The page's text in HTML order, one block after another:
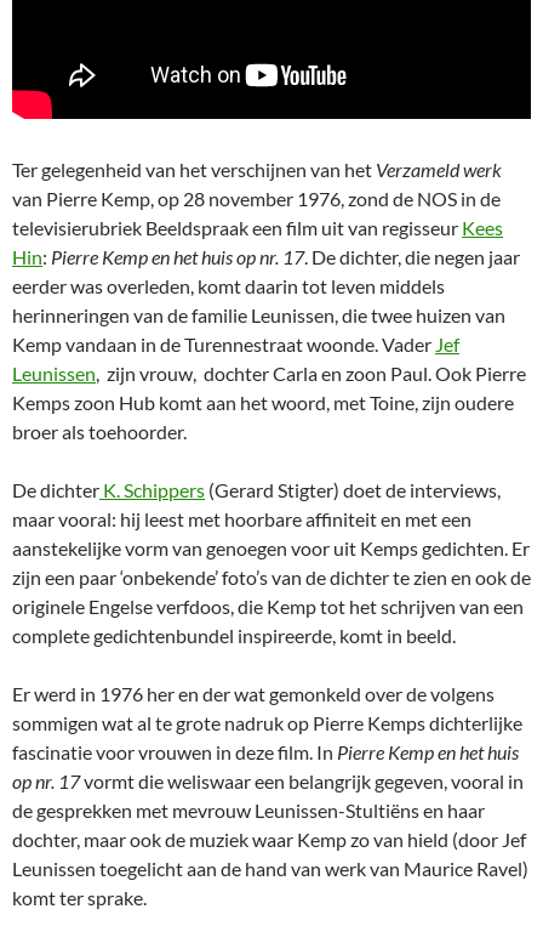
Ter gelegenheid van het verschijnen van het Verzameld werk
van Pierre Kemp, op 28 november 1976, zond de NOS in de
televisierubriek Beeldspraak een film uit van regisseur Kees
Hin: Pierre Kemp en het huis op nr. 17. De dichter, die negen jaar
eerder was overleden, komt daarin tot leven middels
herinneringen van de familie Leunissen, die twee huizen van
Kemp vandaan in de Turennestraat woonde. Vader Jef
Leunissen, zijn vrouw, dochter Carla en zoon Paul. Ook Pierre
Kemps zoon Hub komt aan het woord, met Toine, zijn oudere
broer als toehoorder.
De dichter K. Schippers (Gerard Stigter) doet de interviews,
maar vooral: hij leest met hoorbare affiniteit en met een
aanstekelijke vorm van genoegen voor uit Kemps gedichten. Er
zijn een paar ‘onbekende’ foto’s van de dichter te zien en ook de
originele Engelse verfdoos, die Kemp tot het schrijven van een
complete gedichtenbundel inspireerde, komt in beeld.
Er werd in 1976 her en der wat gemonkeld over de volgens
sommigen wat al te grote nadruk op Pierre Kemps dichterlijke
fascinatie voor vrouwen in deze film. In Pierre Kemp en het huis
op nr. 17vormt die weliswaar een belangrijk gegeven, vooral in
de gesprekken met mevrouw Leunissen-Stultiëns en haar
dochter, maar ook de muziek waar Kemp zo van hield (door Jef
Leunissen toegelicht aan de hand van werk van Maurice Ravel)
komt ter sprake.